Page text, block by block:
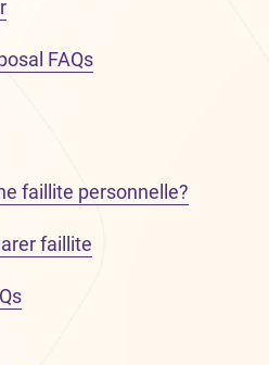
FAQs
faillite personnelle?
faillite